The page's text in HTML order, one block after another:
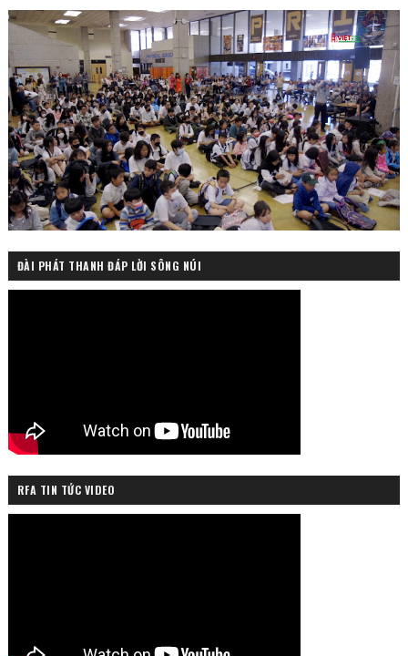
ĐÀI PHÁT THANH ĐÁP LỜI SÔNG NÚI
RFA TIN TỨC VIDEO